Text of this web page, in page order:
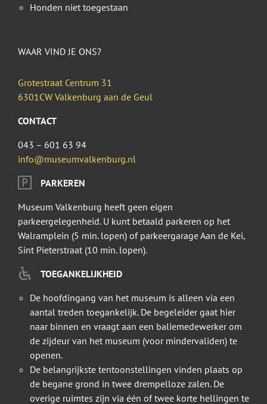
Honden niet toegestaan
WAAR VIND JE ONS?
Grotestraat Centrum 31
6301CW Valkenburg aan de Geul
CONTACT
043 – 601 63 94
info@museumvalkenburg.nl
PARKEREN
Museum Valkenburg heeft geen eigen
parkeergelegenheid. U kunt betaald parkeren op het
Walramplein (5 min. lopen) of parkeergarage Aan de Kei,
Sint Pieterstraat (10 min. lopen).
TOEGANKELIJKHEID
De hoofdingang van het museum is alleen via een
aantal treden toegankelijk. De begeleider gaat hier
naar binnen en vraagt aan een baliemedewerker om
de zijdeur van het museum (voor mindervaliden) te
openen.
De belangrijkste tentoonstellingen vinden plaats op
de begane grond in twee drempelloze zalen. De
overige ruimtes zijn via één of twee korte hellingen te